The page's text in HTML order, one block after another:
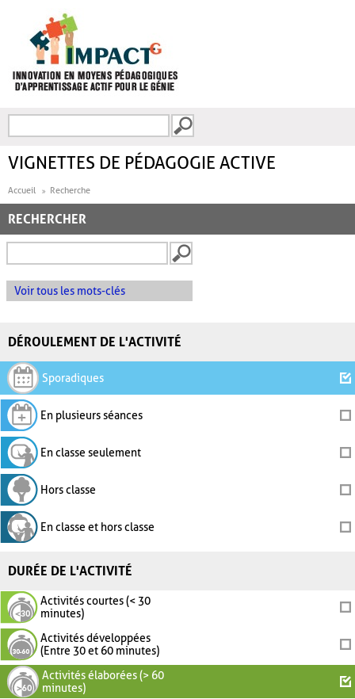
FORMULAIRE DE
VIGNETTES DE PÉDAGOGIE ACTIVE
Accueil Recherche
RECHERCHER
Voir tous les mots-clés
DÉROULEMENT DE L'ACTIVITÉ
Sporadiques
En plusieurs séances
En classe seulement
Hors classe
En classe et hors classe
DURÉE DE L'ACTIVITÉ
Activités courtes (< 30
minutes)
Activités développées
(Entre 30 et 60 minutes)
Activités élaborées (> 60
minutes)